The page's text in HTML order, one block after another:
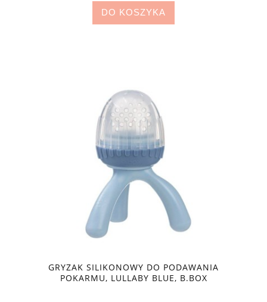
DO KOSZYKA
GRYZAK SILIKONOWY DO PODAWANIA
POKARMU, LULLABY BLUE, B.BOX